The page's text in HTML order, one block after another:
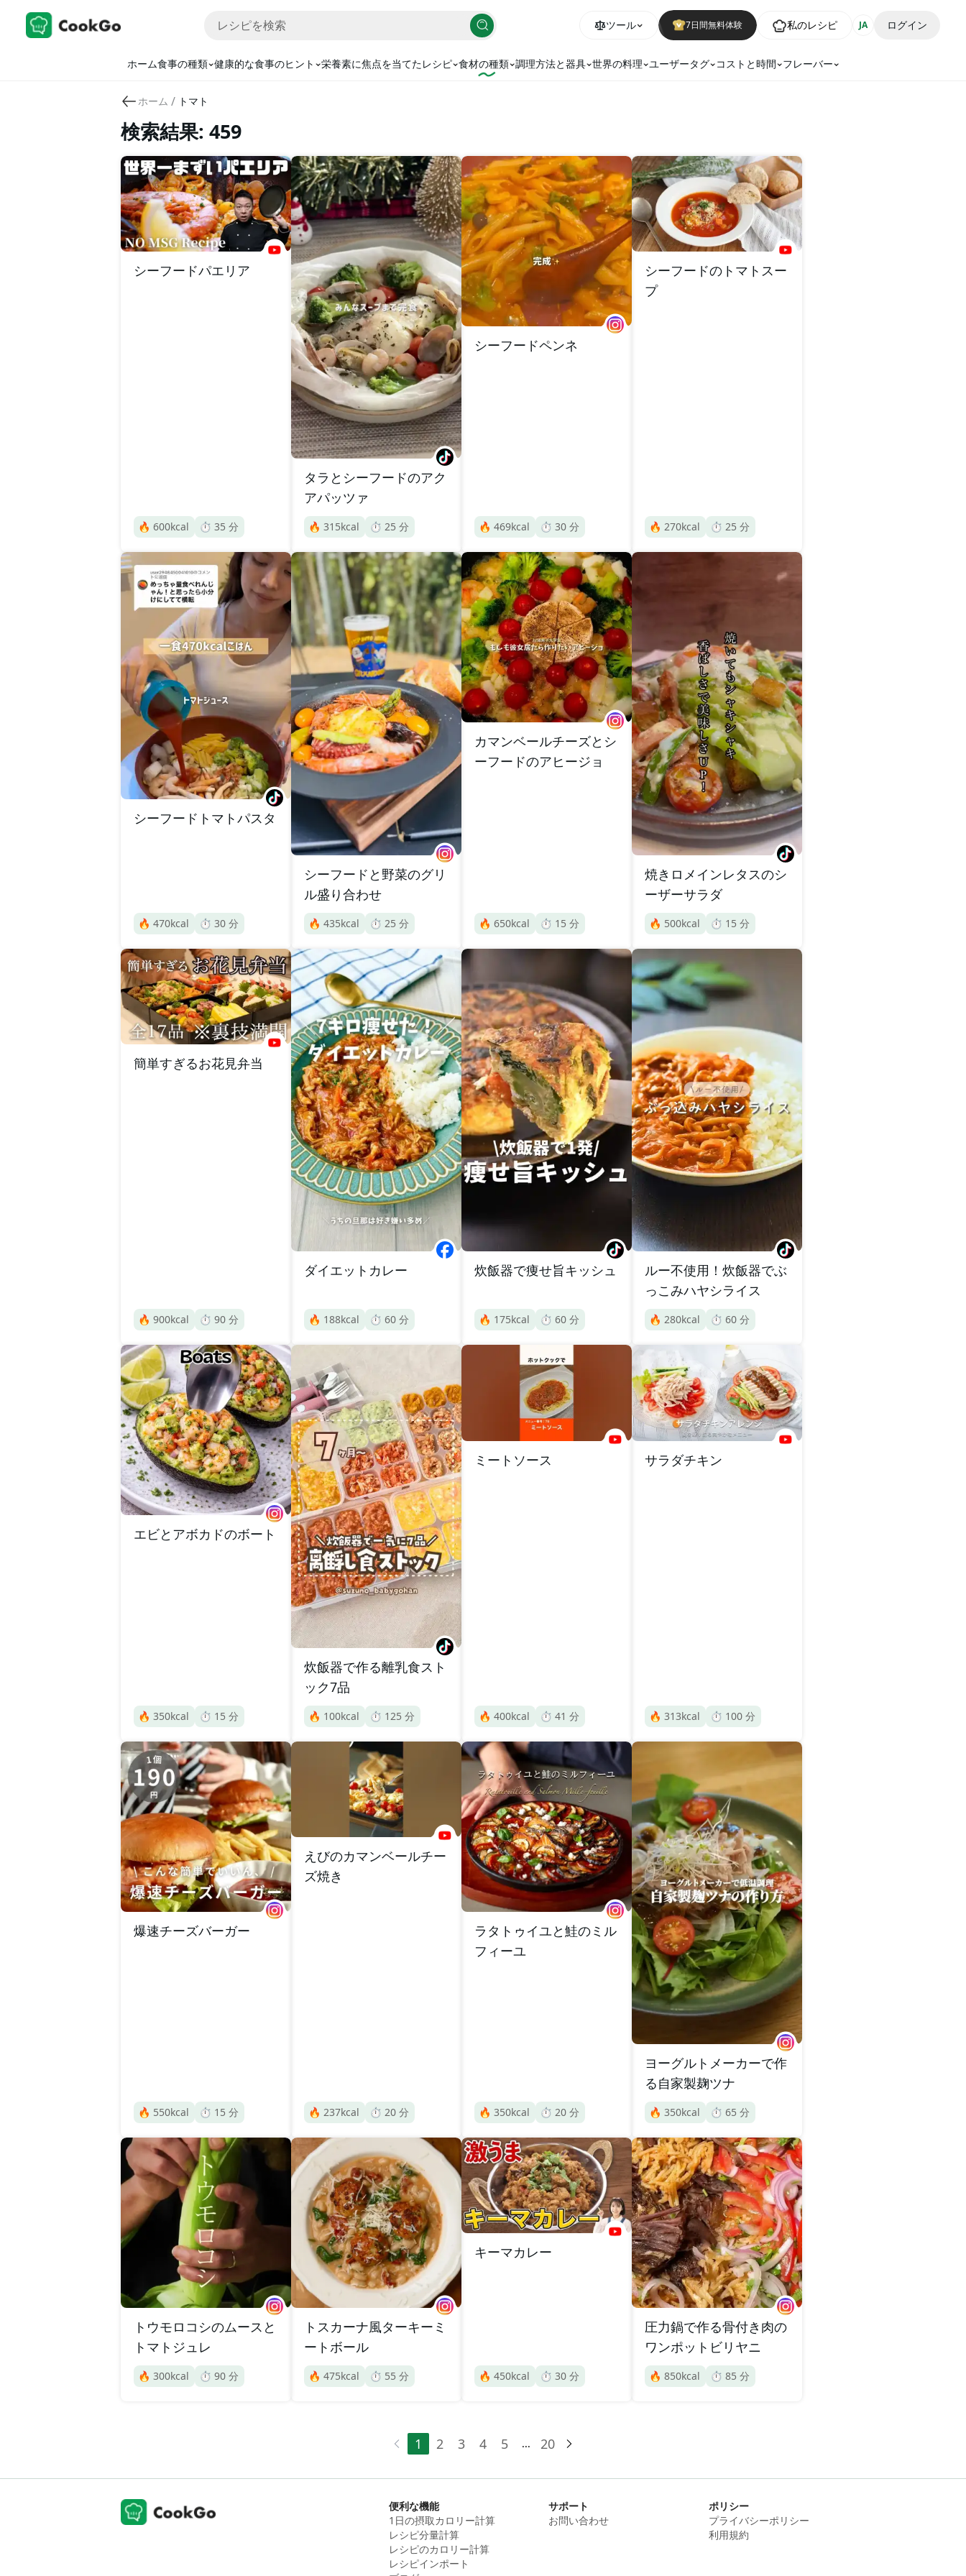
ツール 7日間無料体験 私のレシピ JA ログイン
ホーム食事の種類 健康的な食事のヒント 栄養素に焦点を当てたレシピ 食材の種類 調理方法と器具 世界の料理 ユーザータグ コストと時間 フレーバー
ホーム / トマト
検索結果: 459
シーフードパエリア
🔥 600kcal ⏱️ 35 分
タラとシーフードのアク
アパッツァ
🔥 315kcal ⏱️ 25 分
シーフードペンネ
🔥 469kcal ⏱️ 30 分
シーフードのトマトスー
プ
🔥 270kcal ⏱️ 25 分
シーフードトマトパスタ
🔥 470kcal ⏱️ 30 分
シーフードと野菜のグリ
ル盛り合わせ
🔥 435kcal ⏱️ 25 分
カマンベールチーズとシ
ーフードのアヒージョ
🔥 650kcal ⏱️ 15 分
焼きロメインレタスのシ
ーザーサラダ
🔥 500kcal ⏱️ 15 分
簡単すぎるお花見弁当
🔥 900kcal ⏱️ 90 分
ダイエットカレー
🔥 188kcal ⏱️ 60 分
炊飯器で痩せ旨キッシュ
🔥 175kcal ⏱️ 60 分
ルー不使用！炊飯器でぶ
っこみハヤシライス
🔥 280kcal ⏱️ 60 分
エビとアボカドのボート
🔥 350kcal ⏱️ 15 分
炊飯器で作る離乳食スト
ック7品
🔥 100kcal ⏱️ 125 分
ミートソース
🔥 400kcal ⏱️ 41 分
サラダチキン
🔥 313kcal ⏱️ 100 分
爆速チーズバーガー
🔥 550kcal ⏱️ 15 分
えびのカマンベールチー
ズ焼き
🔥 237kcal ⏱️ 20 分
ラタトゥイユと鮭のミル
フィーユ
🔥 350kcal ⏱️ 20 分
ヨーグルトメーカーで作
る自家製麹ツナ
🔥 350kcal ⏱️ 65 分
トウモロコシのムースと
トマトジュレ
🔥 300kcal ⏱️ 90 分
トスカーナ風ターキーミ
ートボール
🔥 475kcal ⏱️ 55 分
キーマカレー
🔥 450kcal ⏱️ 30 分
圧力鍋で作る骨付き肉の
ワンポットビリヤニ
🔥 850kcal ⏱️ 85 分
1 2 3 4 5 ... 20
便利な機能
1日の摂取カロリー計算
レシピ分量計算
レシピのカロリー計算
レシピインポート
サポート
お問い合わせ
ポリシー
プライバシーポリシー
利用規約